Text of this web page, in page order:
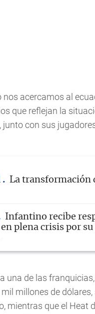
nos acercamos al
que reflejan la
junto con sus
La transformación
Infantino recibe
plena crisis por
una de las
millones de
mientras que el Heat